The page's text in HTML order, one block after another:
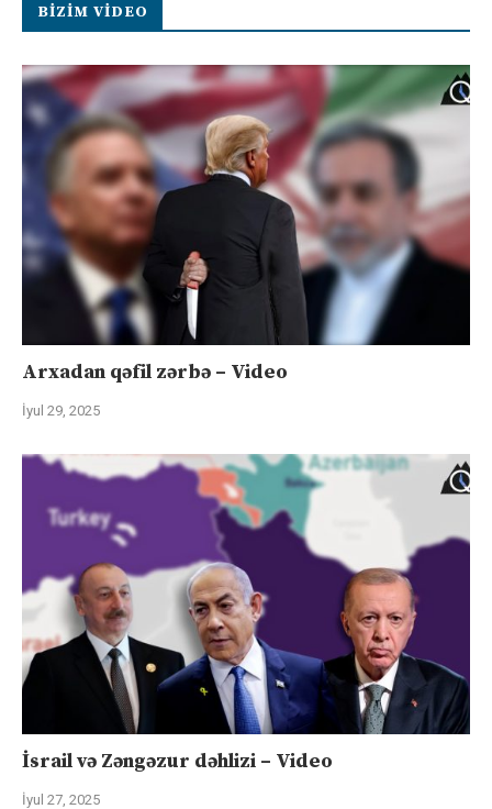
BIZIM VIDEO
Arxadan qəfil zərbə – Video
İyul 29, 2025
İsrail və Zəngəzur dəhlizi – Video
İyul 27, 2025